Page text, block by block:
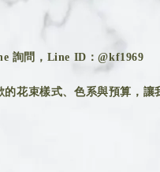
詢問，Line ID：@kf1969
花束樣式、色系與預算，讓